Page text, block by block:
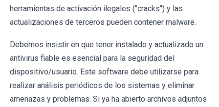
herramientas de activación ilegales ("cracks") y las
actualizaciones de terceros pueden contener malware.
Debemos insistir en que tener instalado y actualizado un
antivirus fiable es esencial para la seguridad del
dispositivo/usuario. Este software debe utilizarse para
realizar análisis periódicos de los sistemas y eliminar
amenazas y problemas. Si ya ha abierto archivos adjuntos